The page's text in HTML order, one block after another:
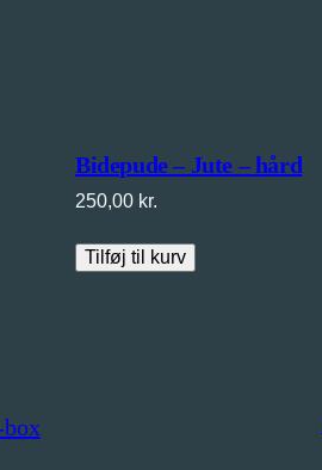
Bidepude – Jute – hård
250,00 kr.
Tilføj til kurv